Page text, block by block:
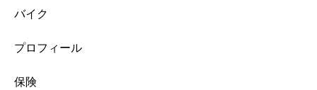
バイク
プロフィール
保険